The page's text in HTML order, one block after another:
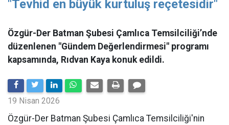
"Tevhid en büyük kurtuluş reçetesidir"
Özgür-Der Batman Şubesi Çamlıca Temsilciliği’nde
düzenlenen "Gündem Değerlendirmesi" programı
kapsamında, Rıdvan Kaya konuk edildi.
19 Nisan 2026
​Özgür-Der Batman Şubesi Çamlıca Temsilciliği'nin